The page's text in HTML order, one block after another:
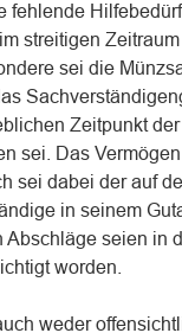
fehlende
streitigen
sei die
Zeitpunkt
sei. Das
sei dabei der auf
in seinem
Abschläge seien in
worden.
weder